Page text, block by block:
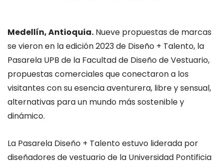
Medellín, Antioquia. Nueve propuestas de marcas
se vieron en la edición 2023 de Diseño + Talento, la
Pasarela UPB de la Facultad de Diseño de Vestuario,
propuestas comerciales que conectaron a los
visitantes con su esencia aventurera, libre y sensual,
alternativas para un mundo más sostenible y
dinámico.
La Pasarela Diseño + Talento estuvo liderada por
diseñadores de vestuario de la Universidad Pontificia